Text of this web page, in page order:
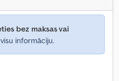
bez maksas vai
informāciju.